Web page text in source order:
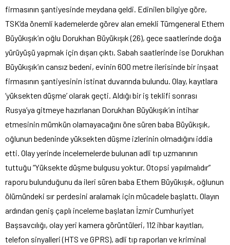
firmasının şantiyesinde meydana geldi. Edinilen bilgiye göre,
TSK’da önemli kademelerde görev alan emekli Tümgeneral Ethem
Büyükışık’ın oğlu Dorukhan Büyükışık (26), gece saatlerinde doğa
yürüyüşü yapmak için dışarı çıktı. Sabah saatlerinde ise Dorukhan
Büyükışık’ın cansız bedeni, evinin 600 metre ilerisinde bir inşaat
firmasının şantiyesinin istinat duvarında bulundu. Olay, kayıtlara
‘yüksekten düşme’ olarak geçti. Aldığı bir iş teklifi sonrası
Rusya’ya gitmeye hazırlanan Dorukhan Büyükışık’ın intihar
etmesinin mümkün olamayacağını öne süren baba Büyükışık,
oğlunun bedeninde yüksekten düşme izlerinin olmadığını iddia
etti. Olay yerinde incelemelerde bulunan adli tıp uzmanının
tuttuğu “Yüksekte düşme bulgusu yoktur. Otopsi yapılmalıdır”
raporu bulunduğunu da ileri süren baba Ethem Büyükışık, oğlunun
ölümündeki sır perdesini aralamak için mücadele başlattı. Olayın
ardından geniş çaplı inceleme başlatan İzmir Cumhuriyet
Başsavcılığı, olay yeri kamera görüntüleri, 112 ihbar kayıtları,
telefon sinyalleri (HTS ve GPRS), adli tıp raporları ve kriminal